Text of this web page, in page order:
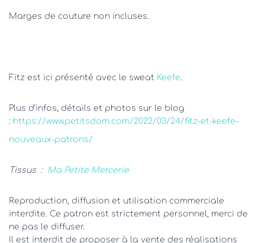
Marges de couture non incluses.
Fitz est ici présenté avec le sweat Keefe.
Plus d’infos, détails et photos sur le blog
: https://www.petitsdom.com/2022/03/24/fitz-et-keefe-
nouveaux-patrons/
Tissus : Ma Petite Mercerie
Reproduction, diffusion et utilisation commerciale
interdite. Ce patron est strictement personnel, merci de
ne pas le diffuser.
Il est interdit de proposer à la vente des réalisations